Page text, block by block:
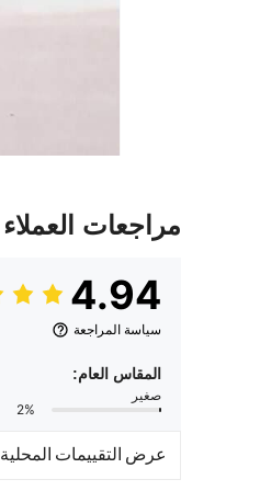
مراجعات العملاء
4.94
سياسة المراجعة
المقاس العام:
صغير
2%
عرض التقييمات المحلية